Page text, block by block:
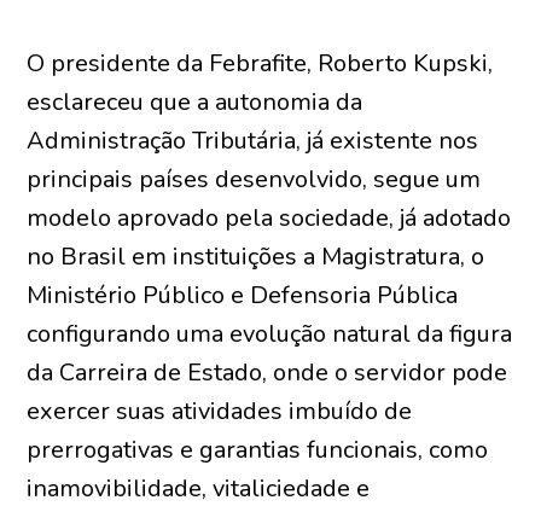
O presidente da Febrafite, Roberto Kupski,
esclareceu que a autonomia da
Administração Tributária, já existente nos
principais países desenvolvido, segue um
modelo aprovado pela sociedade, já adotado
no Brasil em instituições a Magistratura, o
Ministério Público e Defensoria Pública
configurando uma evolução natural da figura
da Carreira de Estado, onde o servidor pode
exercer suas atividades imbuído de
prerrogativas e garantias funcionais, como
inamovibilidade, vitaliciedade e